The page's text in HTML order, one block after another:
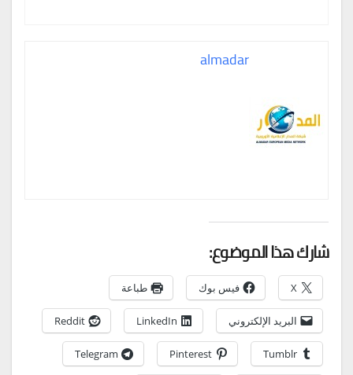
almadar
شارك هذا الموضوع:
X فيس بوك طباعة
البريد الإلكتروني LinkedIn
Reddit
Tumblr
Pinterest
Telegram